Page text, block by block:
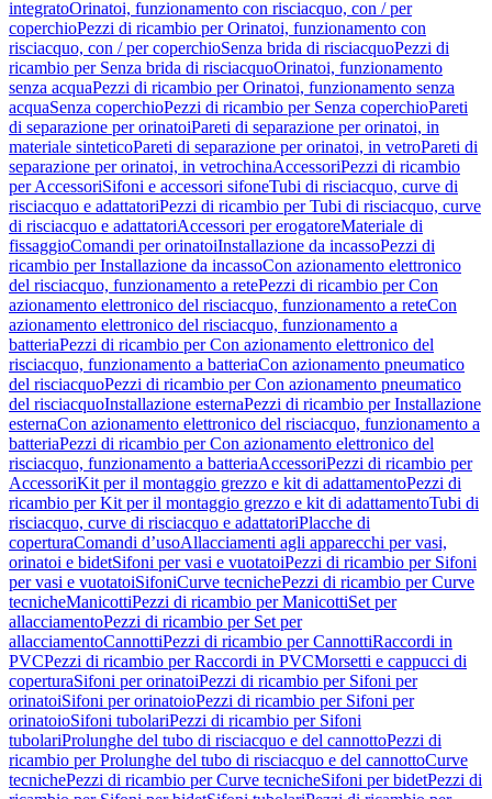
integratoOrinatoi, funzionamento con risciacquo, con / per
coperchioPezzi di ricambio per Orinatoi, funzionamento con
risciacquo, con / per coperchioSenza brida di risciacquoPezzi di
ricambio per Senza brida di risciacquoOrinatoi, funzionamento
senza acquaPezzi di ricambio per Orinatoi, funzionamento senza
acquaSenza coperchioPezzi di ricambio per Senza coperchioPareti
di separazione per orinatoiPareti di separazione per orinatoi, in
materiale sinteticoPareti di separazione per orinatoi, in vetroPareti di
separazione per orinatoi, in vetrochinaAccessoriPezzi di ricambio
per AccessoriSifoni e accessori sifoneTubi di risciacquo, curve di
risciacquo e adattatoriPezzi di ricambio per Tubi di risciacquo, curve
di risciacquo e adattatoriAccessori per erogatoreMateriale di
fissaggioComandi per orinatoiInstallazione da incassoPezzi di
ricambio per Installazione da incassoCon azionamento elettronico
del risciacquo, funzionamento a retePezzi di ricambio per Con
azionamento elettronico del risciacquo, funzionamento a reteCon
azionamento elettronico del risciacquo, funzionamento a
batteriaPezzi di ricambio per Con azionamento elettronico del
risciacquo, funzionamento a batteriaCon azionamento pneumatico
del risciacquoPezzi di ricambio per Con azionamento pneumatico
del risciacquoInstallazione esternaPezzi di ricambio per Installazione
esternaCon azionamento elettronico del risciacquo, funzionamento a
batteriaPezzi di ricambio per Con azionamento elettronico del
risciacquo, funzionamento a batteriaAccessoriPezzi di ricambio per
AccessoriKit per il montaggio grezzo e kit di adattamentoPezzi di
ricambio per Kit per il montaggio grezzo e kit di adattamentoTubi di
risciacquo, curve di risciacquo e adattatoriPlacche di
coperturaComandi d’usoAllacciamenti agli apparecchi per vasi,
orinatoi e bidetSifoni per vasi e vuotatoiPezzi di ricambio per Sifoni
per vasi e vuotatoiSifoniCurve tecnichePezzi di ricambio per Curve
tecnicheManicottiPezzi di ricambio per ManicottiSet per
allacciamentoPezzi di ricambio per Set per
allacciamentoCannottiPezzi di ricambio per CannottiRaccordi in
PVCPezzi di ricambio per Raccordi in PVCMorsetti e cappucci di
coperturaSifoni per orinatoiPezzi di ricambio per Sifoni per
orinatoiSifoni per orinatoioPezzi di ricambio per Sifoni per
orinatoioSifoni tubolariPezzi di ricambio per Sifoni
tubolariProlunghe del tubo di risciacquo e del cannottoPezzi di
ricambio per Prolunghe del tubo di risciacquo e del cannottoCurve
tecnichePezzi di ricambio per Curve tecnicheSifoni per bidetPezzi di